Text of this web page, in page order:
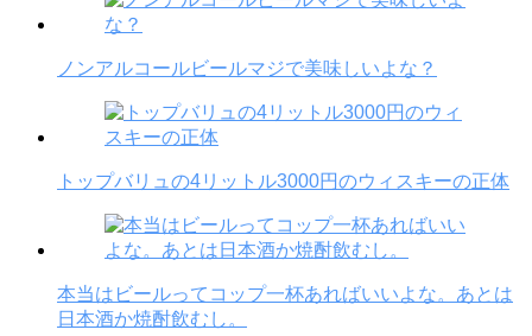
ノンアルコールビールマジで美味しいよな？
トップバリュの4リットル3000円のウィスキーの正体
本当はビールってコップ一杯あればいいよな。あとは
日本酒か焼酎飲むし。